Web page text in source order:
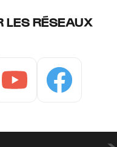
LES RÉSEAUX